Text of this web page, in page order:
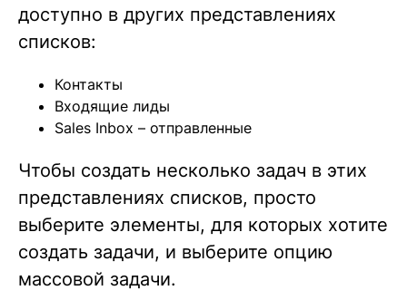
доступно в других представлениях
списков:
Контакты
Входящие лиды
Sales Inbox – отправленные
Чтобы создать несколько задач в этих
представлениях списков, просто
выберите элементы, для которых хотите
создать задачи, и выберите опцию
массовой задачи.